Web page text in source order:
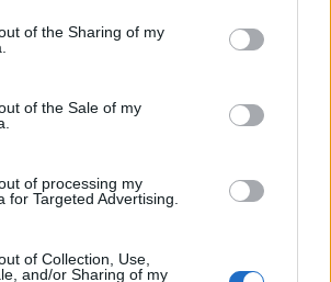
of the Sharing of my
of the Sale of my
of processing my
for Targeted Advertising.
of Collection, Use,
and/or Sharing of my
Sabrosa mantém